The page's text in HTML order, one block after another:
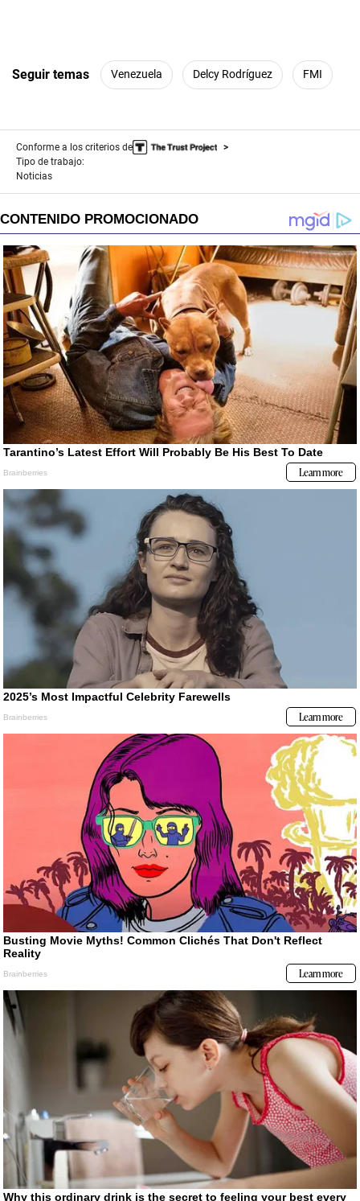
Seguir temas Venezuela Delcy Rodríguez FMI
Conforme a los criterios de
Tipo de trabajo:
Noticias